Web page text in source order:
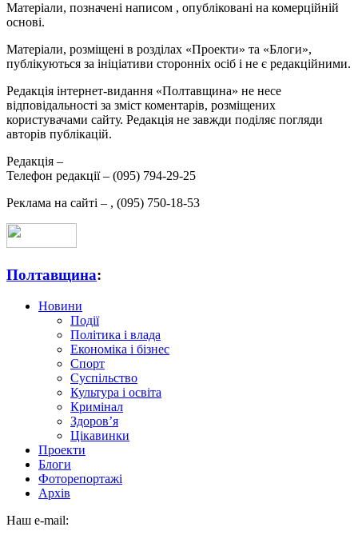
Матеріали, позначені написом , опубліковані на комерційній
основі.
Матеріали, розміщені в розділах «Проекти» та «Блоги»,
публікуються за ініціативи сторонніх осіб і не є редакційними.
Редакція інтернет-видання «Полтавщина» не несе
відповідальності за зміст коментарів, розміщених
користувачами сайту. Редакція не завжди поділяє погляди
авторів публікацій.
Редакція –
Телефон редакції – (095) 794-29-25
Реклама на сайті – , (095) 750-18-53
Полтавщина:
Новини
Події
Політика і влада
Економіка і бізнес
Спорт
Суспільство
Культура і освіта
Кримінал
Здоров’я
Цікавинки
Проекти
Блоги
Фоторепортажі
Архів
Наш e-mail: